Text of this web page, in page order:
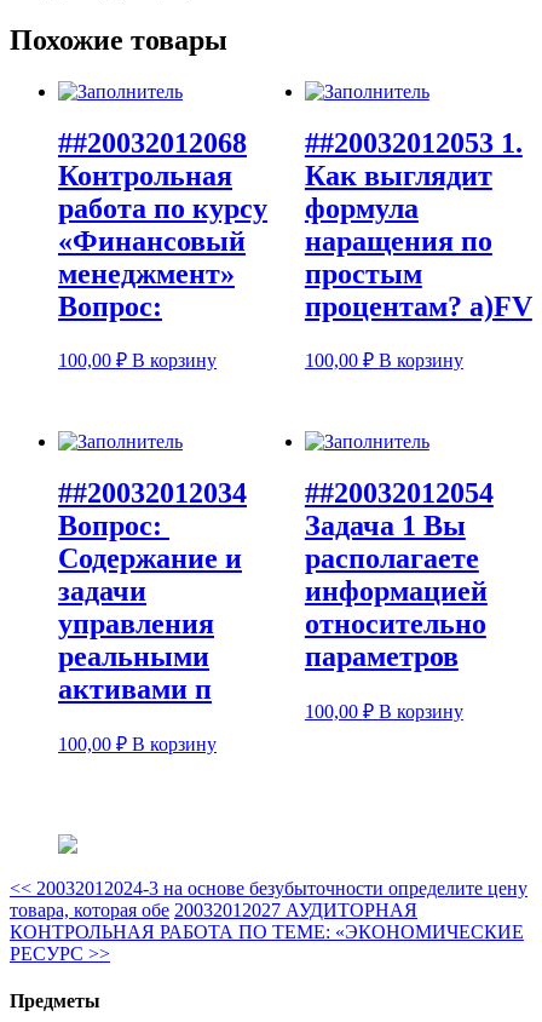
Похожие товары
##20032012068
Контрольная
работа по курсу
«Финансовый
менеджмент»
Вопрос:
100,00 ₽ В корзину
##20032012053 1.
Как выглядит
формула
наращения по
простым
процентам? а)FV
100,00 ₽ В корзину
##20032012034
Вопрос:
Содержание и
задачи
управления
реальными
активами п
100,00 ₽ В корзину
##20032012054
Задача 1 Вы
располагаете
информацией
относительно
параметров
100,00 ₽ В корзину
<< 20032012024-3 на основе безубыточности определите цену
товара, которая обе 20032012027 АУДИТОРНАЯ
КОНТРОЛЬНАЯ РАБОТА ПО ТЕМЕ: «ЭКОНОМИЧЕСКИЕ
РЕСУРС >>
Предметы